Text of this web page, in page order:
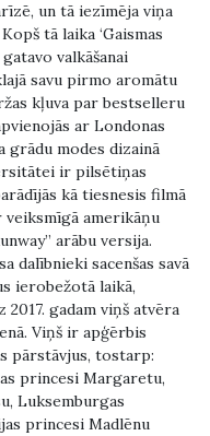
un tā iezīmēja viņa
tā laika ‘Gaismas
valkāšanai
savu pirmo aromātu
kļuva par bestselleru
ar Londonas
grādu modes dizainā
ir pilsētiņas
kā tiesnesis filmā
veiksmīgā amerikāņu
arābu versija.
dalībnieki sacenšas savā
ierobežotā laikā,
gadam viņš atvēra
Viņš ir apģērbis
pārstāvjus, tostarp:
princesi Margaretu,
Luksemburgas
princesi Madlēnu